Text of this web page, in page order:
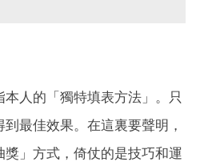
人的「獨特填表方法」。只
最佳效果。在這裏要聲明，
」方式，倚仗的是技巧和運